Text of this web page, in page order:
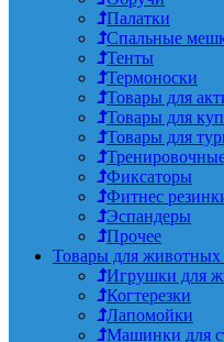
Палатки
Спальные
Тенты
Термоноски
Товары для
Товары для
Товары для
Фиксаторы
Фитнес
Эспандеры
Прочее
Товары для животных
Игрушки для
Когтерезки
Лапомойки
Машинки для